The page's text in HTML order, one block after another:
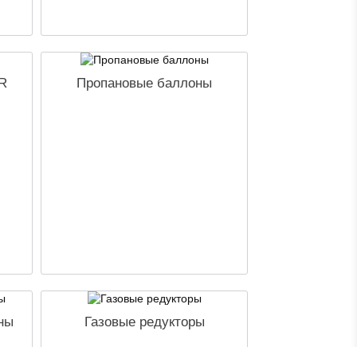
Пропановые баллоны
Газовые редукторы